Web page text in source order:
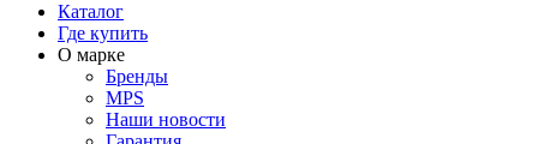
Каталог
Где купить
О марке
Бренды
MPS
Наши новости